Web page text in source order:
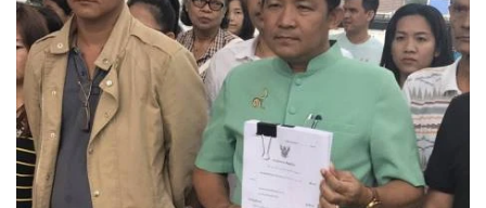
• Good health & Well-being
• Green Innovation & SD
• Management & HR
• MGR Live
• Infographic
• การเมือง